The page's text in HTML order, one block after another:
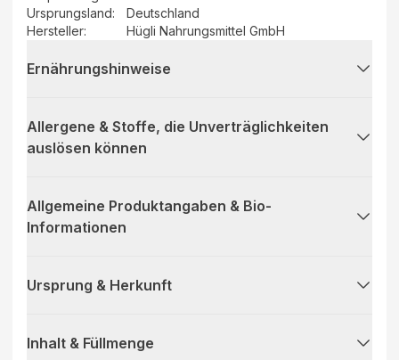
Ursprungsland:
Deutschland
Hersteller: Hügli Nahrungsmittel GmbH
Ernährungshinweise
Allergene & Stoffe, die Unverträglichkeiten
auslösen können
Allgemeine Produktangaben & Bio-
Informationen
Ursprung & Herkunft
Inhalt & Füllmenge